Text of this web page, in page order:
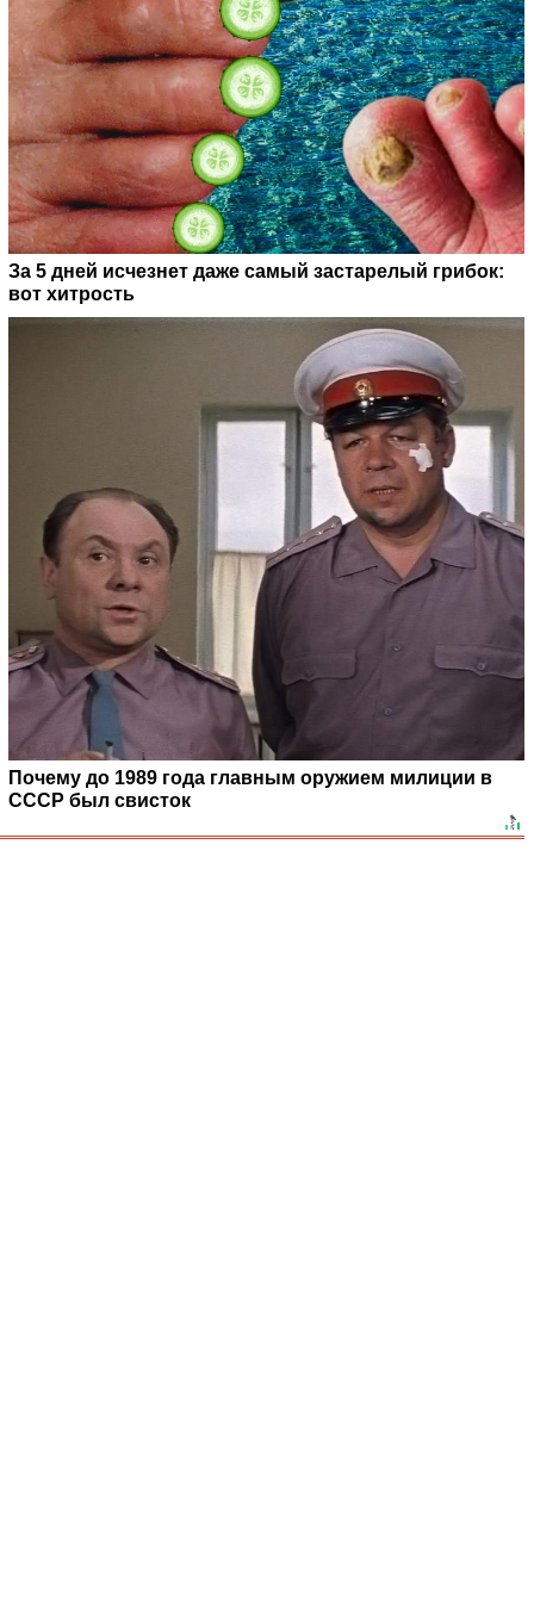
За 5 дней исчезнет даже самый застарелый грибок:
вот хитрость
Почему до 1989 года главным оружием милиции в
СССР был свисток